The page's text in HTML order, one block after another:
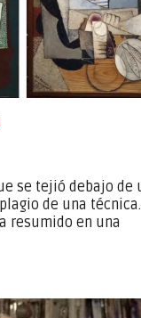
se tejió debajo de
de una técnica.
resumido en una